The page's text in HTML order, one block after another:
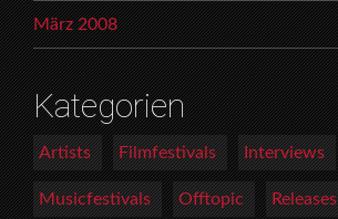
März 2008
Kategorien
Artists Filmfestivals Interviews
Musicfestivals Offtopic Releases